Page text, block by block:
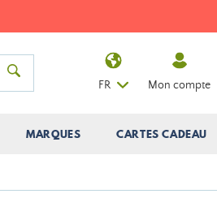
MARQUES CARTES CADEAU
FR Mon compte